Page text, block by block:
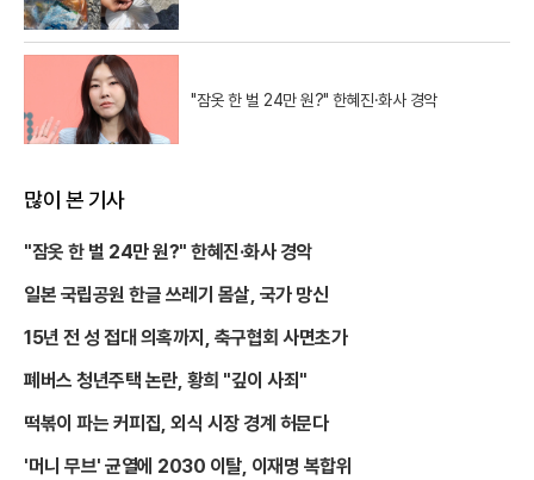
"잠옷 한 벌 24만 원?" 한혜진·화사 경악
많이 본 기사
"잠옷 한 벌 24만 원?" 한혜진·화사 경악
일본 국립공원 한글 쓰레기 몸살, 국가 망신
15년 전 성 접대 의혹까지, 축구협회 사면초가
폐버스 청년주택 논란, 황희 "깊이 사죄"
떡볶이 파는 커피집, 외식 시장 경계 허문다
'머니 무브' 균열에 2030 이탈, 이재명 복합위